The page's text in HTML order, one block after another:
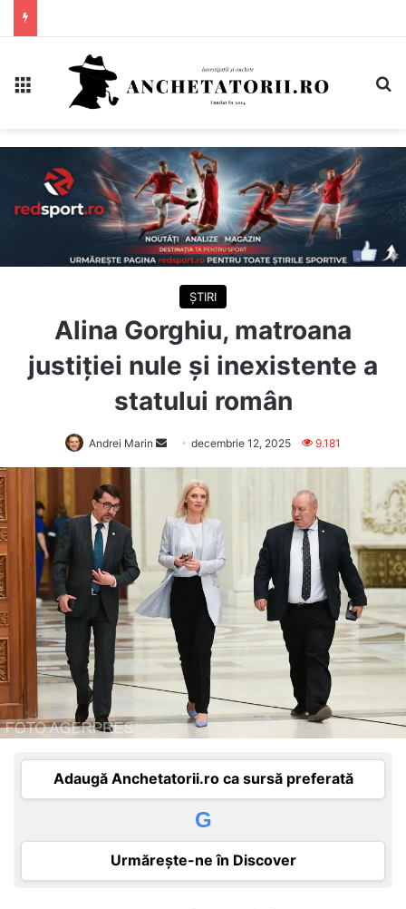
ȘTIRI
Alina Gorghiu, matroana
justiției nule și inexistente a
statului român
Andrei Marin
Send
an
email
decembrie 12, 2025 9.181
Adaugă Anchetatorii.ro ca sursă preferată
G
Urmărește-ne în Discover